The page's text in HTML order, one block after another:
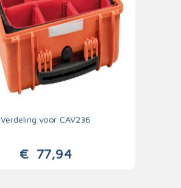
Verdeling voor CAV236
€77,94